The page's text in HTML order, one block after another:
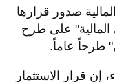
صدور قرارها
المالية" على طرح
طرحاً عاماً.
إن قرار الاستثمار